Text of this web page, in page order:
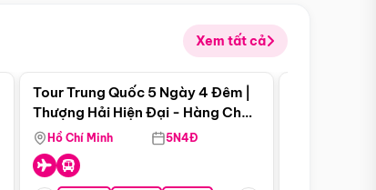
Xem tất cả
Điểm nổi bật
Tour Trung Quốc 5 Ngày 4 Đêm |
Thượng Hải Hiện Đại - Hàng Châu
Nên Thơ - Ô Trấn Cổ Kính
Hồ Chí Minh 5N4Đ